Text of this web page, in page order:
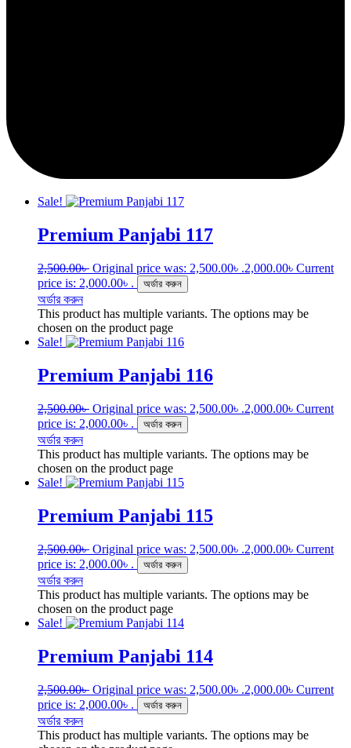
Sale!
Premium Panjabi 117
2,500.00৳ Original price was: 2,500.00৳ .2,000.00৳ Current
price is: 2,000.00৳ .
অর্ডার করুন
অর্ডার করুন
This product has multiple variants. The options may be
chosen on the product page
Sale!
Premium Panjabi 116
2,500.00৳ Original price was: 2,500.00৳ .2,000.00৳ Current
price is: 2,000.00৳ .
অর্ডার করুন
অর্ডার করুন
This product has multiple variants. The options may be
chosen on the product page
Sale!
Premium Panjabi 115
2,500.00৳ Original price was: 2,500.00৳ .2,000.00৳ Current
price is: 2,000.00৳ .
অর্ডার করুন
অর্ডার করুন
This product has multiple variants. The options may be
chosen on the product page
Sale!
Premium Panjabi 114
2,500.00৳ Original price was: 2,500.00৳ .2,000.00৳ Current
price is: 2,000.00৳ .
অর্ডার করুন
অর্ডার করুন
This product has multiple variants. The options may be